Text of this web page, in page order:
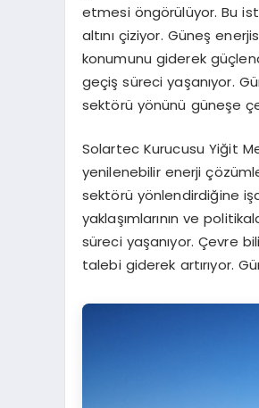
etmesi öngörülüyor. Bu
altını çiziyor. Güneş
konumunu giderek
geçiş süreci yaşanıyor.
sektörü yönünü güneşe
Solartec Kurucusu Yiğit
yenilenebilir enerji
sektörü yönlendirdiğine
yaklaşımlarının ve
süreci yaşanıyor. Çevre
talebi giderek artırıyor.